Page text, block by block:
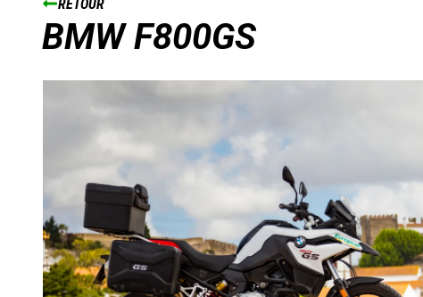
RETOUR
BMW F800GS